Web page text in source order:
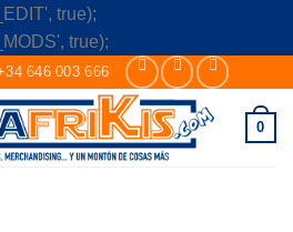
true);
true);
to
content
646 003 666
0